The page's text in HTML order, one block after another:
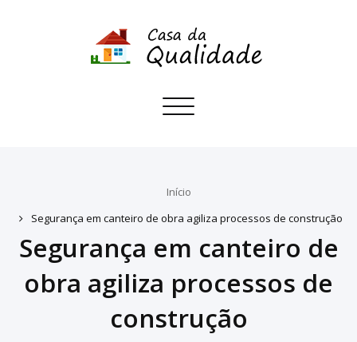
Toggle
Início
Segurança em canteiro de obra agiliza processos de construção
Segurança em canteiro de
obra agiliza processos de
construção